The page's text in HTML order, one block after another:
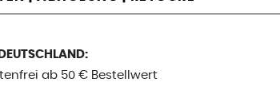
ab 50 € Bestellwert